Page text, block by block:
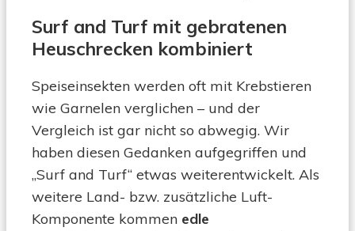
Surf and Turf mit gebratenen
Heuschrecken kombiniert
Speiseinsekten werden oft mit Krebstieren
wie Garnelen verglichen – und der
Vergleich ist gar nicht so abwegig. Wir
haben diesen Gedanken aufgegriffen und
„Surf and Turf“ etwas weiterentwickelt. Als
weitere Land- bzw. zusätzliche Luft-
Komponente kommen edle